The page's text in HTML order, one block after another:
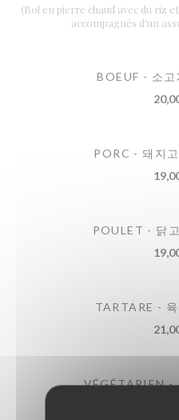
(Bol en pierre chaud avec du riz
accompagnés d'un
BOEUF - 소고
PORC - 돼지
POULET - 닭
TARTARE -
VÉGÉTARIEN -